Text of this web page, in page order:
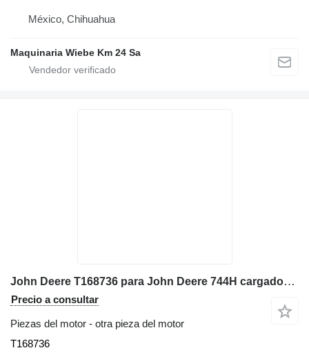
México, Chihuahua
Maquinaria Wiebe Km 24 Sa
John Deere T168736 para John Deere 744H cargadora de ruedas
Precio a consultar
Piezas del motor - otra pieza del motor
T168736